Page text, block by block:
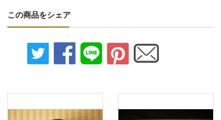
この商品をシェア